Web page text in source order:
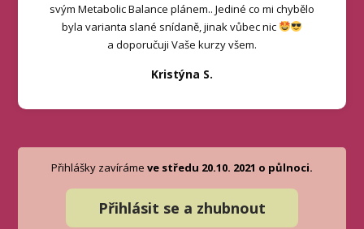
svým Metabolic Balance plánem.. Jediné co mi chybělo
byla varianta slané snídaně, jinak vůbec nic
a doporučuji Vaše kurzy všem.
Kristýna S.
Přihlášky zavíráme ve středu 20.10. 2021 o půlnoci.
Přihlásit se a zhubnout